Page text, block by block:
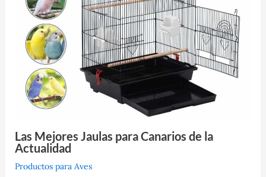
Las Mejores Jaulas para Canarios de la
Actualidad
Productos para Aves